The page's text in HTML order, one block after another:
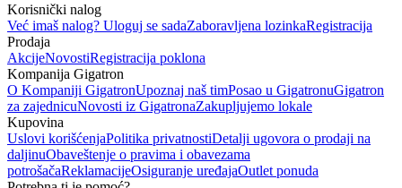
Korisnički nalog
Već imaš nalog? Uloguj se sadaZaboravljena lozinkaRegistracija
Prodaja
AkcijeNovostiRegistracija poklona
Kompanija Gigatron
O Kompaniji GigatronUpoznaj naš timPosao u GigatronuGigatron
za zajednicuNovosti iz GigatronaZakupljujemo lokale
Kupovina
Uslovi korišćenjaPolitika privatnostiDetalji ugovora o prodaji na
daljinuObaveštenje o pravima i obavezama
potrošačaReklamacijeOsiguranje uređajaOutlet ponuda